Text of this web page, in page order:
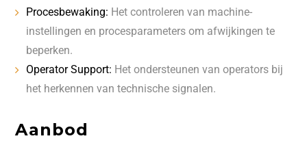
Procesbewaking: Het controleren van machine-
instellingen en procesparameters om afwijkingen te
beperken.
Operator Support: Het ondersteunen van operators bij
het herkennen van technische signalen.
Aanbod